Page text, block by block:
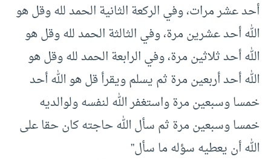
أحد عشر مرات، وفي الركعة الثانية الحمد لله وقل هو
الله أحد عشرين مرة، وفي الثالثة الحمد لله وقل هو
الله أحد ثلاثين مرة، وفي الرابعة الحمد لله وقل هو
الله أحد أربعين مرة ثم يسلم ويقرأ قل هو الله أحد
خمسا وسبعين مرة واستغفر الله لنفسه ولوالديه
خمسا وسبعين مرة ثم سأل الله حاجته كان حقا على
الله أن يعطيه سؤله ما سأل”